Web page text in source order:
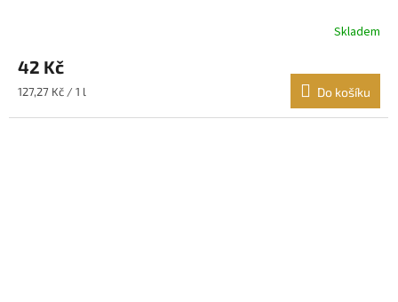
Skladem
42 Kč
Měrná
127,27 Kč / 1 l Do košíku